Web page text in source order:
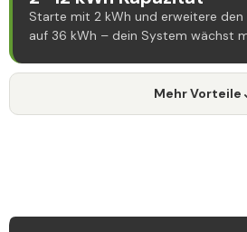
Starte mit 2 kWh und erweitere
auf 36 kWh – dein System wächst
Mehr Vorteile